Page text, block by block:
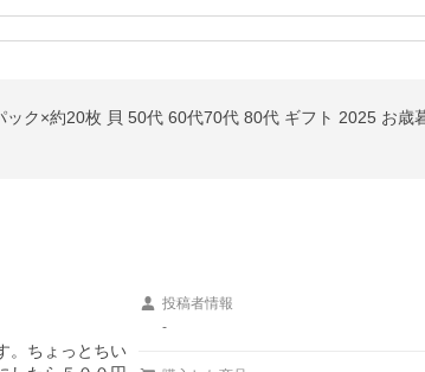
ク×約20枚 貝 50代 60代70代 80代 ギフト 2025 お歳
。ちょっとちい
投稿者情報
-